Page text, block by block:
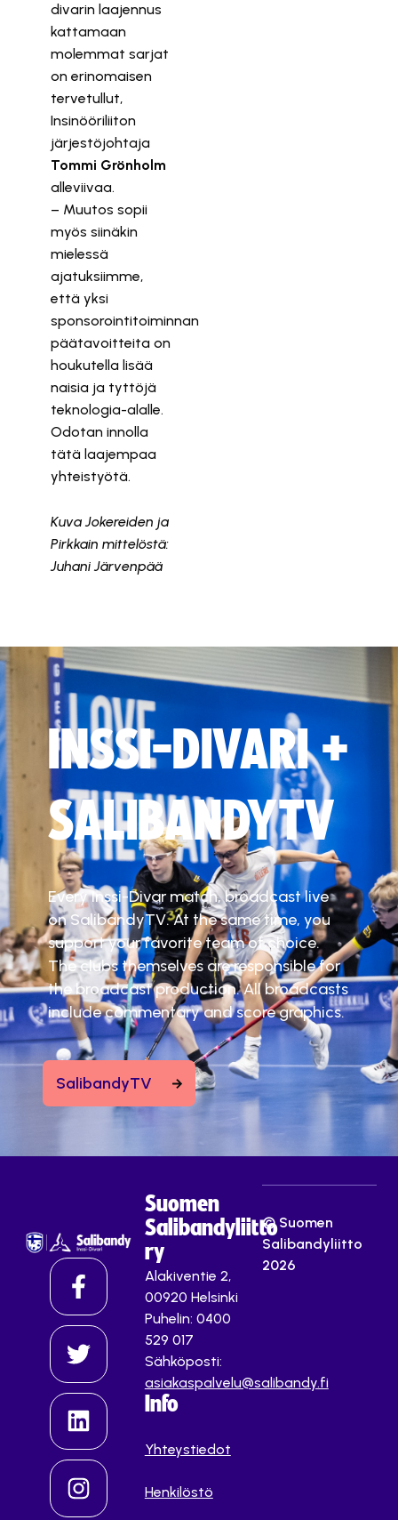
divarin laajennus
kattamaan
molemmat sarjat
on erinomaisen
tervetullut,
Insinööriliiton
järjestöjohtaja
Tommi Grönholm
alleviivaa.
– Muutos sopii
myös siinäkin
mielessä
ajatuksiimme,
että yksi
sponsorointitoiminnan
päätavoitteita on
houkutella lisää
naisia ja tyttöjä
teknologia-alalle.
Odotan innolla
tätä laajempaa
yhteistyötä.
Kuva Jokereiden ja
Pirkkain mittelöstä:
Juhani Järvenpää
INSSI-DIVARI +
SALIBANDYTV
Every Inssi-Divar match, broadcast live
on SalibandyTV. At the same time, you
support your favorite team of choice.
The clubs themselves are responsible for
the broadcast production. All broadcasts
include commentary and score graphics.
SalibandyTV
Suomen
Salibandyliitto
ry
Alakiventie 2,
00920 Helsinki
Puhelin: 0400
529 017
Sähköposti:
asiakaspalvelu@salibandy.fi
Info
Yhteystiedot
Henkilöstö
© Suomen
Salibandyliitto
2026